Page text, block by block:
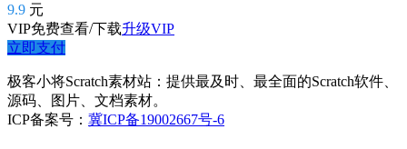
9.9 元
VIP免费查看/下载升级VIP
立即支付
极客小将Scratch素材站：提供最及时、最全面的Scratch软件、
源码、图片、文档素材。
ICP备案号： 冀ICP备19002667号-6